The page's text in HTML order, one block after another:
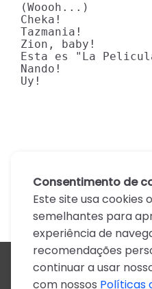
(Woooh...)
Cheka!
Tazmania!
Zion, baby!
Esta es "La
Nando!
Uy!
Todos
Consentimento de
Este site usa cookies
semelhantes para
experiência de
recomendações
continuar a usar
com nossos Políticas